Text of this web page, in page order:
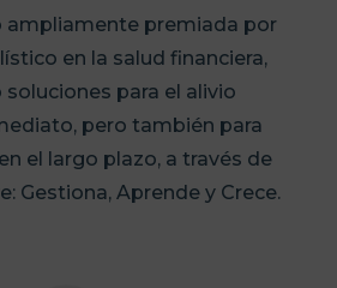
ampliamente premiada por
en la salud financiera,
para el alivio
pero también para
el largo plazo, a través de
Gestiona, Aprende y Crece.